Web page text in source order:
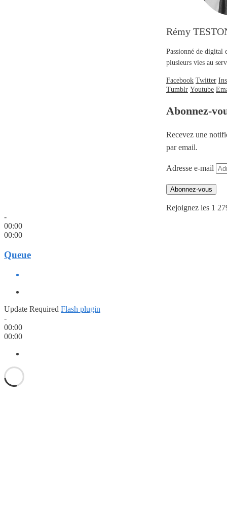
Rémy
Passionné de digital
plusieurs vies au
Facebook Twitter
Tumblr Youtube
Abonnez-
Recevez une
par email.
Adresse e-mail
Abonnez-vous
Rejoignez les 1
-
00:00
00:00
Queue
Update Required Flash plugin
-
00:00
00:00